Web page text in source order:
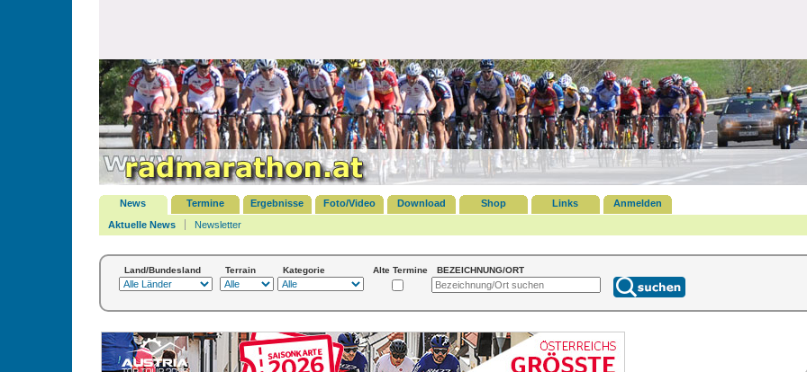
News Termine Ergebnisse Foto/Video Download Shop Links
Anmelden
Aktuelle News
Newsletter
Land/Bundesland Terrain Kategorie Alte Termine BEZEICHNUNG/ORT